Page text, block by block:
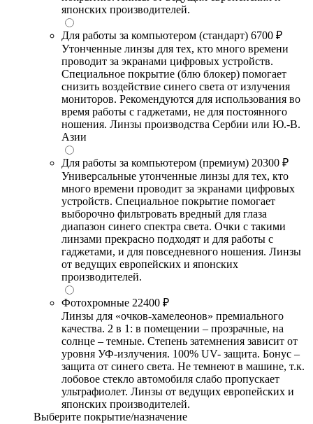
японских производителей.
Для работы за компьютером (стандарт) 6700 ₽
Утонченные линзы для тех, кто много времени
проводит за экранами цифровых устройств.
Специальное покрытие (блю блокер) помогает
снизить воздействие синего света от излучения
мониторов. Рекомендуются для использования во
время работы с гаджетами, не для постоянного
ношения. Линзы производства Сербии или Ю.-В.
Азии
Для работы за компьютером (премиум) 20300 ₽
Универсальные утонченные линзы для тех, кто
много времени проводит за экранами цифровых
устройств. Специальное покрытие помогает
выборочно фильтровать вредный для глаза
диапазон синего спектра света. Очки с такими
линзами прекрасно подходят и для работы с
гаджетами, и для повседневного ношения. Линзы
от ведущих европейских и японских
производителей.
Фотохромные 22400 ₽
Линзы для «очков-хамелеонов» премиального
качества. 2 в 1: в помещении – прозрачные, на
солнце – темные. Степень затемнения зависит от
уровня УФ-излучения. 100% UV- защита. Бонус –
защита от синего света. Не темнеют в машине, т.к.
лобовое стекло автомобиля слабо пропускает
ультрафиолет. Линзы от ведущих европейских и
японских производителей.
Выберите покрытие/назначение